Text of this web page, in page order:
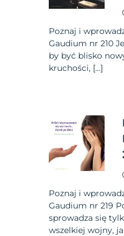
Poznaj i
Gaudium nr 210
by być blisko
kruchości, […]
Poznaj i
Gaudium nr 219
sprowadza się
wszelkiej wojny,